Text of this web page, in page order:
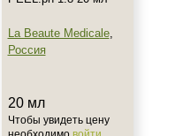
La Beaute Medicale,
Россия
20 мл
Чтобы увидеть цену